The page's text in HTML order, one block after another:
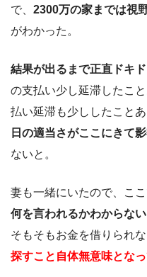
で、 2300万の家までは視
がわかった。
結果が出るまで正直ドキ
の支払い少し延滞したこ
払い延滞も少ししたこと
日の適当さがここにきて
ないと。
妻も一緒にいたので、こ
何を言われるかわからない
そもそもお金を借りられな
探すこと自体無意味とな